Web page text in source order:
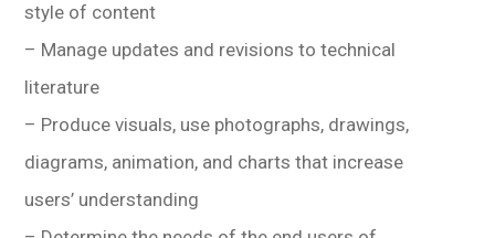
style of content
– Manage updates and revisions to technical
literature
– Produce visuals, use photographs, drawings,
diagrams, animation, and charts that increase
users’ understanding